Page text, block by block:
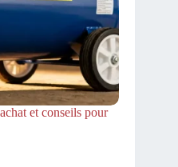
et conseils pour